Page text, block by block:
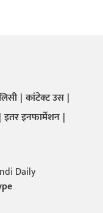
कांटेक्ट उस
इतर इनफार्मेशन
Daily